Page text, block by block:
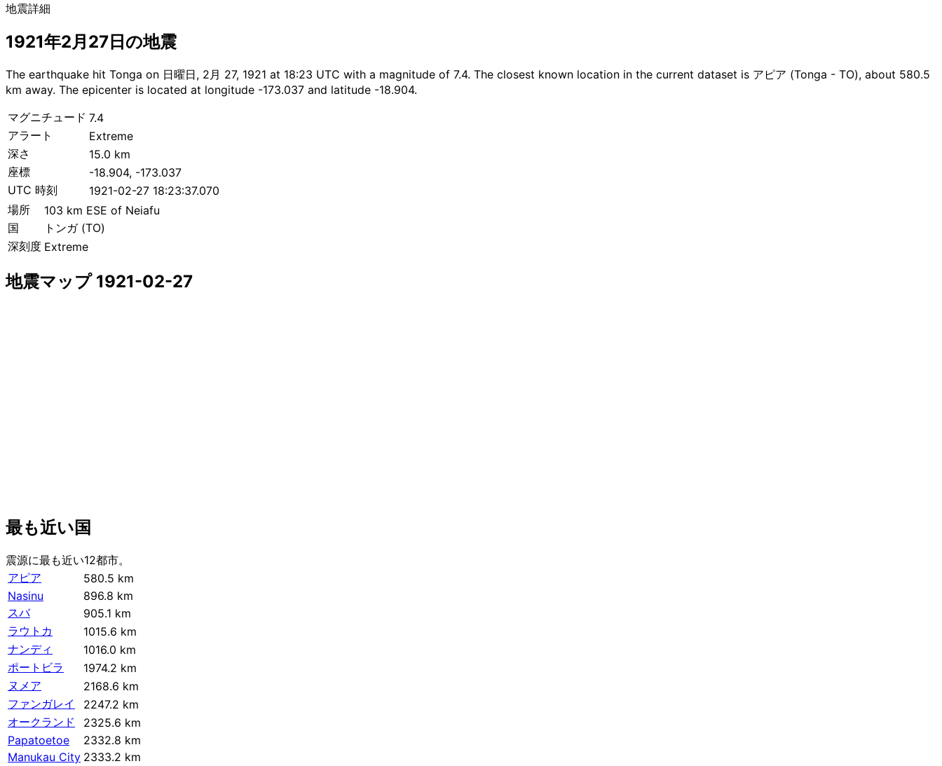
地震詳細
1921年2月27日の地震
The earthquake hit Tonga on 日曜日, 2月 27, 1921 at 18:23 UTC with a magnitude of 7.4. The closest known location in the current dataset is アピア (Tonga - TO), about 580.5
km away. The epicenter is located at longitude -173.037 and latitude -18.904.
マグニチュード 7.4
アラート
Extreme
深さ
15.0 km
座標
-18.904, -173.037
UTC 時刻
1921-02-27 18:23:37.070
場所
103 km ESE of Neiafu
国
トンガ (TO)
深刻度 Extreme
地震マップ 1921-02-27
最も近い国
震源に最も近い12都市。
アピア
580.5 km
Nasinu
896.8 km
スバ
905.1 km
ラウトカ
1015.6 km
ナンディ
1016.0 km
ポートビラ
1974.2 km
ヌメア
2168.6 km
ファンガレイ
2247.2 km
オークランド
2325.6 km
Papatoetoe
2332.8 km
Manukau City 2333.2 km